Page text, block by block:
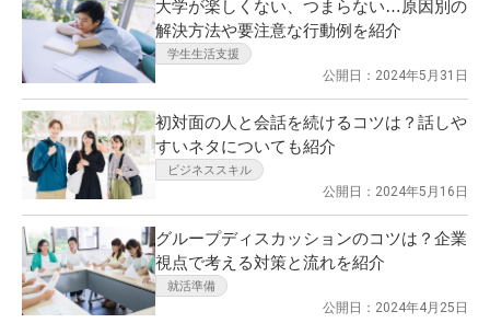
大学が楽しくない、つまらない…原因別の
解決方法や要注意な行動例を紹介
学生生活支援
公開日：2024年5月31日
初対面の人と会話を続けるコツは？話しや
すいネタについても紹介
ビジネススキル
公開日：2024年5月16日
グループディスカッションのコツは？企業
視点で考える対策と流れを紹介
就活準備
公開日：2024年4月25日